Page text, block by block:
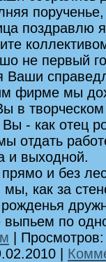
порученье,
поздравлю
не первый
Ваши
фирме мы
в
- как отец
отдать
и выходной.
и без
как за
выпьем по
|